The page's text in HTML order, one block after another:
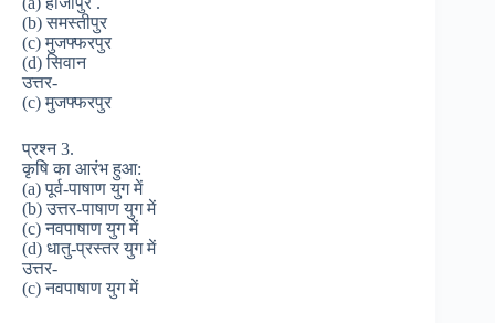
(b) समस्तीपुर
(c) मुजफ्फरपुर
(d) सिवान
उत्तर-
(c) मुजफ्फरपुर
प्रश्न 3.
कृषि का आरंभ हुआ:
(a) पूर्व-पाषाण युग में
(b) उत्तर-पाषाण युग में
(c) नवपाषाण युग में
(d) धातु-प्रस्तर युग में
उत्तर-
(c) नवपाषाण युग में